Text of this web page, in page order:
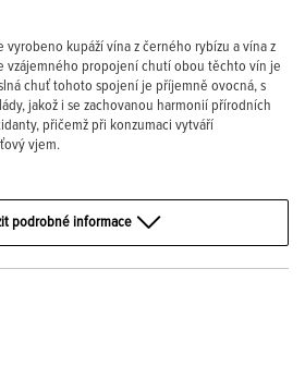
vyrobeno kupáží vína z černého rybízu a vína z
vzájemného propojení chutí obou těchto vín je
chuť tohoto spojení je příjemně ovocná, s
jakož i se zachovanou harmonií přírodních
přičemž při konzumaci vytváří
vjem.
podrobné informace